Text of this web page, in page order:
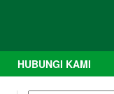
HUBUNGI KAMI